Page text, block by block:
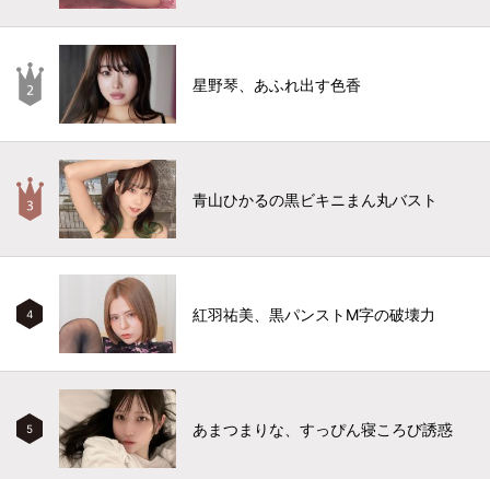
星野琴、あふれ出す色香
青山ひかるの黒ビキニまん丸バスト
4 紅羽祐美、黒パンストM字の破壊力
5 あまつまりな、すっぴん寝ころび誘惑